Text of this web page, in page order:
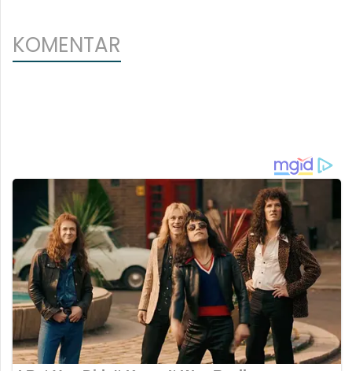
KOMENTAR